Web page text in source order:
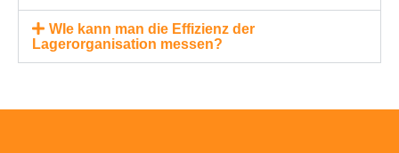
WIe kann man die Effizienz der
Lagerorganisation messen?